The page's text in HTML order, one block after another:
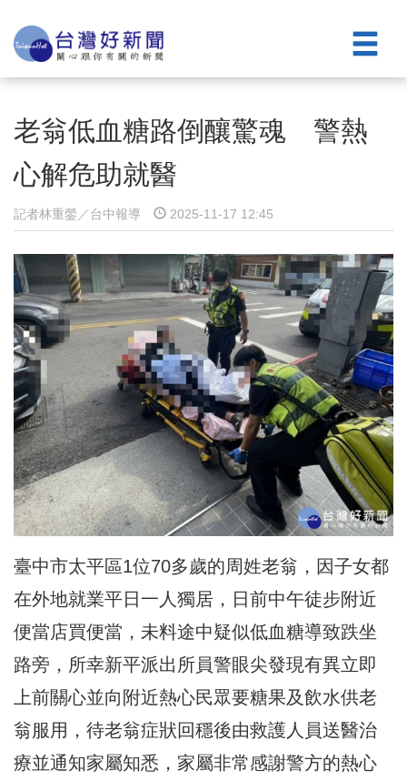
老翁低血糖路倒釀驚魂 警熱
心解危助就醫
記者林重鎣／台中報導 2025-11-17 12:45
臺中市太平區1位70多歲的周姓老翁， 因子女都
在外地就業平日一人獨居， 日前中午徒步附近
便當店買便當， 未料途中疑似低血糖導致跌坐
路旁， 所幸新平派出所員警眼尖發現有異立即
上前關心並向附近熱心民眾要糖果及飲水供老
翁服用， 待老翁症狀回穩後由救護人員送醫治
療並通知家屬知悉， 家屬非常感謝警方的熱心